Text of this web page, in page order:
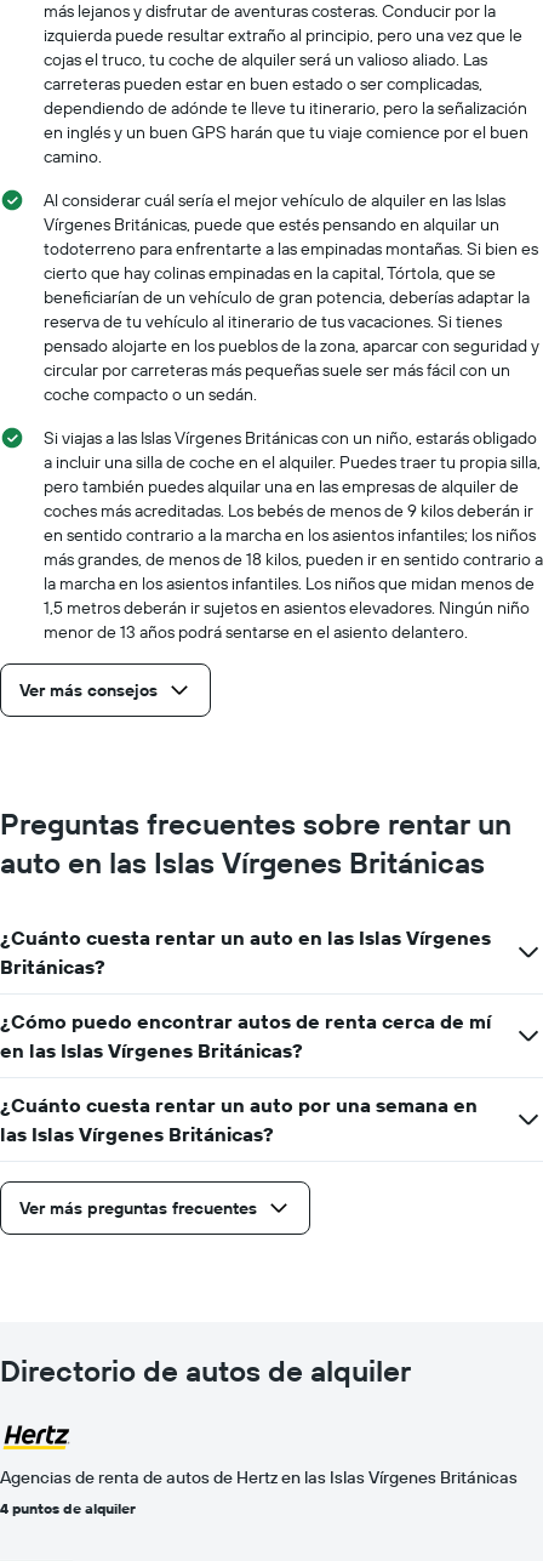
más lejanos y disfrutar de aventuras costeras. Conducir por la
izquierda puede resultar extraño al principio, pero una vez que le
cojas el truco, tu coche de alquiler será un valioso aliado. Las
carreteras pueden estar en buen estado o ser complicadas,
dependiendo de adónde te lleve tu itinerario, pero la señalización
en inglés y un buen GPS harán que tu viaje comience por el buen
camino.
Al considerar cuál sería el mejor vehículo de alquiler en las Islas
Vírgenes Británicas, puede que estés pensando en alquilar un
todoterreno para enfrentarte a las empinadas montañas. Si bien es
cierto que hay colinas empinadas en la capital, Tórtola, que se
beneficiarían de un vehículo de gran potencia, deberías adaptar la
reserva de tu vehículo al itinerario de tus vacaciones. Si tienes
pensado alojarte en los pueblos de la zona, aparcar con seguridad y
circular por carreteras más pequeñas suele ser más fácil con un
coche compacto o un sedán.
Si viajas a las Islas Vírgenes Británicas con un niño, estarás obligado
a incluir una silla de coche en el alquiler. Puedes traer tu propia silla,
pero también puedes alquilar una en las empresas de alquiler de
coches más acreditadas. Los bebés de menos de 9 kilos deberán ir
en sentido contrario a la marcha en los asientos infantiles; los niños
más grandes, de menos de 18 kilos, pueden ir en sentido contrario a
la marcha en los asientos infantiles. Los niños que midan menos de
1,5 metros deberán ir sujetos en asientos elevadores. Ningún niño
menor de 13 años podrá sentarse en el asiento delantero.
Ver más consejos
Preguntas frecuentes sobre rentar un
auto en las Islas Vírgenes Británicas
¿Cuánto cuesta rentar un auto en las Islas Vírgenes
Británicas?
¿Cómo puedo encontrar autos de renta cerca de mí
en las Islas Vírgenes Británicas?
¿Cuánto cuesta rentar un auto por una semana en
las Islas Vírgenes Británicas?
Ver más preguntas frecuentes
Directorio de autos de alquiler
Agencias de renta de autos de Hertz en las Islas Vírgenes Británicas
4 puntos de alquiler